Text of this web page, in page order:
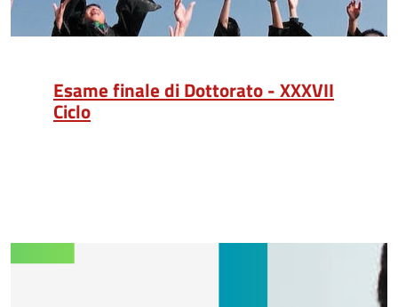
Esame finale di Dottorato - XXXVII
Ciclo